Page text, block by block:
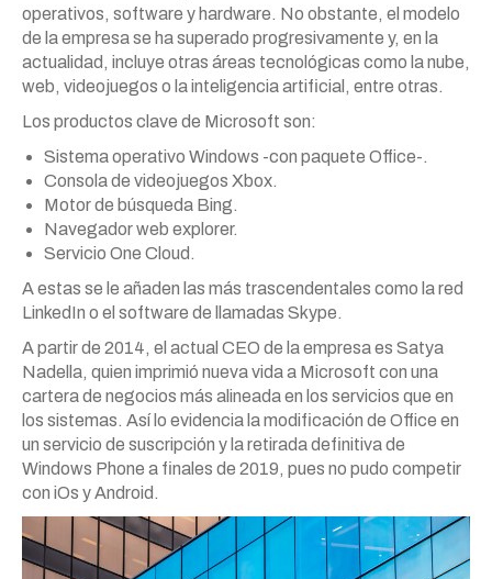
operativos, software y hardware. No obstante, el modelo
de la empresa se ha superado progresivamente y, en la
actualidad, incluye otras áreas tecnológicas como la nube,
web, videojuegos o la inteligencia artificial, entre otras.
Los productos clave de Microsoft son:
Sistema operativo Windows -con paquete Office-.
Consola de videojuegos Xbox.
Motor de búsqueda Bing.
Navegador web explorer.
Servicio One Cloud.
A estas se le añaden las más trascendentales como la red
LinkedIn o el software de llamadas Skype.
A partir de 2014, el actual CEO de la empresa es Satya
Nadella, quien imprimió nueva vida a Microsoft con una
cartera de negocios más alineada en los servicios que en
los sistemas. Así lo evidencia la modificación de Office en
un servicio de suscripción y la retirada definitiva de
Windows Phone a finales de 2019, pues no pudo competir
con iOs y Android.